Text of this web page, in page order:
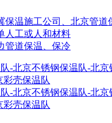
保温施工公司、北京管道
人工或人和材料
管道保温、保冷